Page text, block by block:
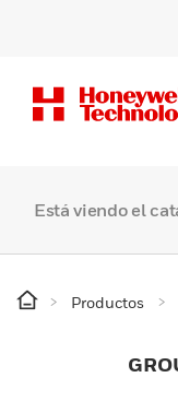
Está viendo el
Productos